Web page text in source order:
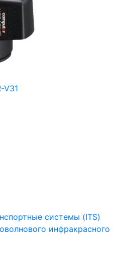
V31
системы (ITS)
инфракрасного